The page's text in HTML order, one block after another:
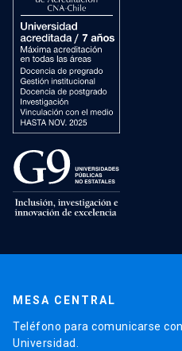
MESA CENTRAL
Teléfono para comunicarse
Universidad.